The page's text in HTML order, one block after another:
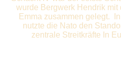
wurde Bergwerk Hendrik
Emma zusammen gelegt.
nutzte die Nato den
zentrale Streitkräfte In